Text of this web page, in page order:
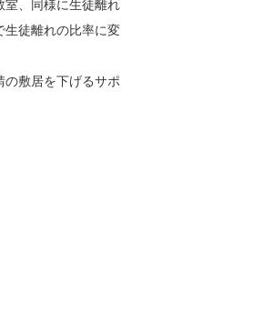
室、同様に生徒離れ
生徒離れの比率に変
敷居を下げるサポ